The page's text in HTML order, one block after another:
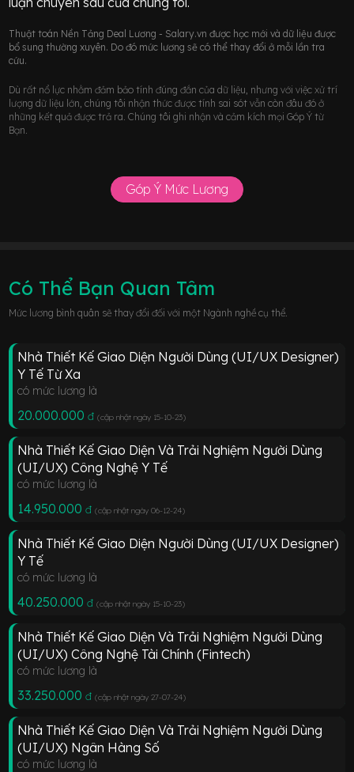
Thuật toán Nền Tảng Deal Lương - Salary.vn được học mới và dữ liệu được
bổ sung thường xuyên. Do đó mức lương sẽ có thể thay đổi ở mỗi lần tra
cứu.
Dù rất nổ lực nhằm đảm bảo tính đúng đắn của dữ liệu, nhưng với việc xử trí
lượng dữ liệu lớn, chúng tôi nhận thức được tính sai sót vẫn còn đâu đó ở
những kết quả được trả ra. Chúng tôi ghi nhận và cảm kích mọi Góp Ý từ
Bạn.
Góp Ý Mức Lương
Có Thể Bạn Quan Tâm
Mức lương bình quân sẽ thay đổi đối với một Ngành nghề cụ thể.
Nhà Thiết Kế Giao Diện Người Dùng (UI/UX Designer)
Y Tế Từ Xa
có mức lương là
20.000.000 đ (cập nhật ngày 15-10-23)
Nhà Thiết Kế Giao Diện Và Trải Nghiệm Người Dùng
(UI/UX) Công Nghệ Y Tế
có mức lương là
14.950.000 đ (cập nhật ngày 06-12-24)
Nhà Thiết Kế Giao Diện Người Dùng (UI/UX Designer)
Y Tế
có mức lương là
40.250.000 đ (cập nhật ngày 15-10-23)
Nhà Thiết Kế Giao Diện Và Trải Nghiệm Người Dùng
(UI/UX) Công Nghệ Tài Chính (Fintech)
có mức lương là
33.250.000 đ (cập nhật ngày 27-07-24)
Nhà Thiết Kế Giao Diện Và Trải Nghiệm Người Dùng
(UI/UX) Ngân Hàng Số
có mức lương là